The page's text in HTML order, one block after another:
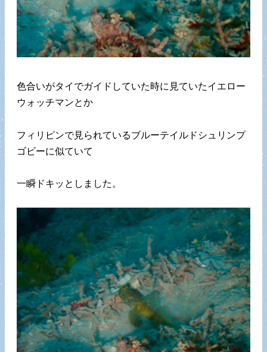
色合いがタイでガイドしていた時に見ていたイエロー
ウォッチマンとか
フィリピンで見られているブルーテイルドシュリンプ
ゴビーに似ていて
一瞬ドキッとしました。